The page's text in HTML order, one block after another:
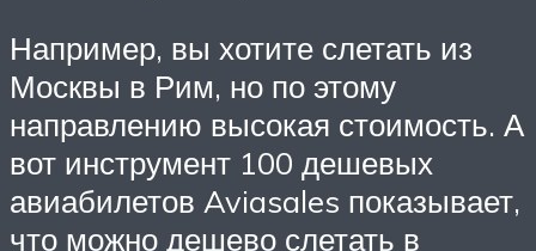
Например, вы хотите слетать из
Москвы в Рим, но по этому
направлению высокая стоимость. А
вот инструмент 100 дешевых
авиабилетов Aviasales показывает,
что можно дешево слетать в